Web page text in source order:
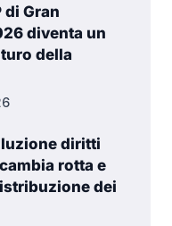
di Gran
diventa un
della
diritti
rotta e
dei